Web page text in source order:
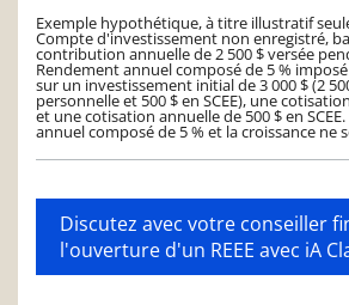
Exemple hypothétique, à titre illustratif
Compte d'investissement non enregistré,
contribution annuelle de 2 500 $ versée
Rendement annuel composé de 5 % imposé
sur un investissement initial de 3 000 $ (2
personnelle et 500 $ en SCEE), une
et une cotisation annuelle de 500 $ en
annuel composé de 5 % et la croissance ne
Discutez avec votre conseiller
l'ouverture d'un REEE avec iA